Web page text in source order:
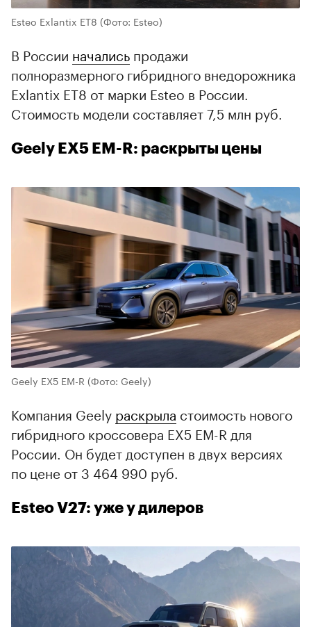
Esteo Exlantix ET8 (Фото: Esteo)
В России начались продажи
полноразмерного гибридного внедорожника
Exlantix ET8 от марки Esteo в России.
Стоимость модели составляет 7,5 млн руб.
Geely EX5 EM-R: раскрыты цены
Geely EX5 EM-R (Фото: Geely)
Компания Geely раскрыла стоимость нового
гибридного кроссовера EX5 EM-R для
России. Он будет доступен в двух версиях
по цене от 3 464 990 руб.
Esteo V27: уже у дилеров